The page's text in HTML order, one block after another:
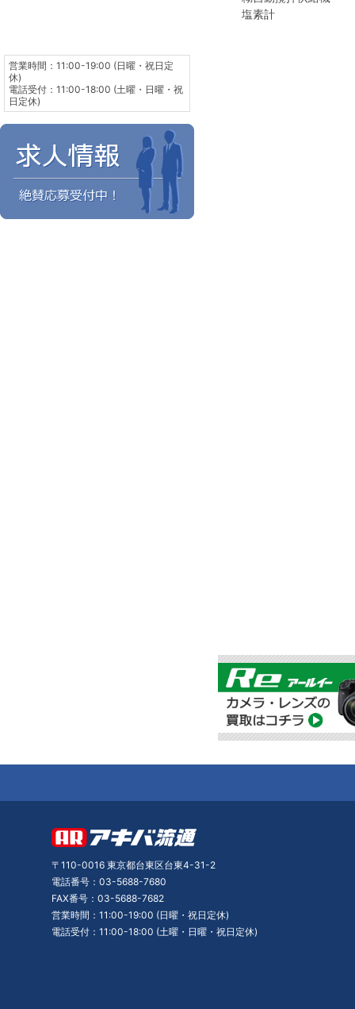
塩素計
営業時間：11:00-19:00 (日曜・祝日定
休)
電話受付：11:00-18:00 (土曜・日曜・祝
日定休)
〒110-0016 東京都台東区台東4-31-2
電話番号：03-5688-7680
FAX番号：03-5688-7682
営業時間：11:00-19:00 (日曜・祝日定休)
電話受付：11:00-18:00 (土曜・日曜・祝日定休)